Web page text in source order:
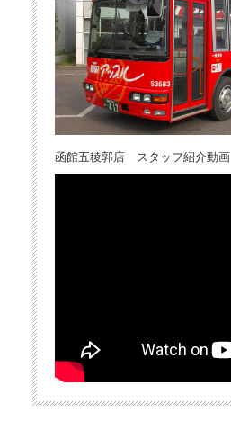
函館五稜郭店 スタッフ紹介動画